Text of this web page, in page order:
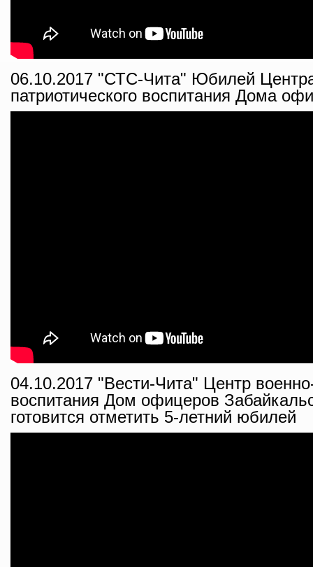
06.10.2017 "СТС-Чита" Юбилей
патриотического воспитания Дома
04.10.2017 "Вести-Чита" Центр
воспитания Дом офицеров
готовится отметить 5-летний юбилей